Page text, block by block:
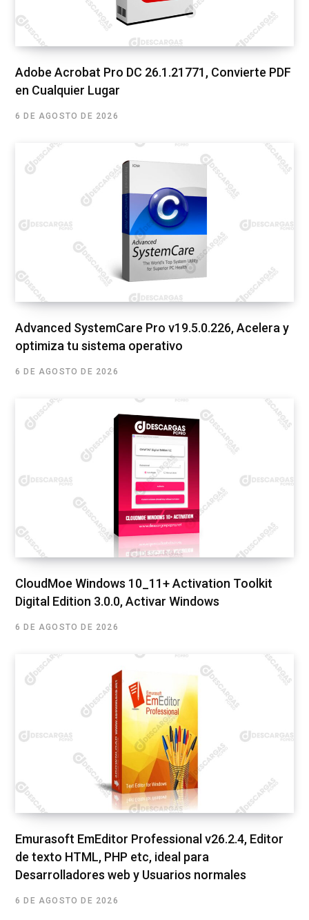
Adobe Acrobat Pro DC 26.1.21771, Convierte PDF
en Cualquier Lugar
6 DE AGOSTO DE 2026
Advanced SystemCare Pro v19.5.0.226, Acelera y
optimiza tu sistema operativo
6 DE AGOSTO DE 2026
CloudMoe Windows 10_11+ Activation Toolkit
Digital Edition 3.0.0, Activar Windows
6 DE AGOSTO DE 2026
Emurasoft EmEditor Professional v26.2.4, Editor
de texto HTML, PHP etc, ideal para
Desarrolladores web y Usuarios normales
6 DE AGOSTO DE 2026